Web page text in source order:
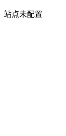
站点未配置